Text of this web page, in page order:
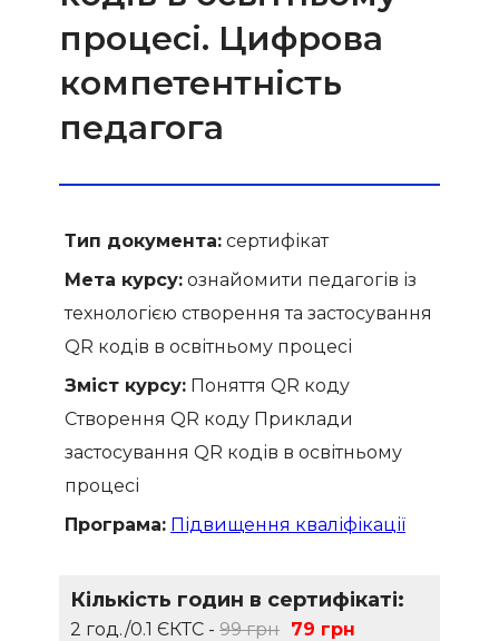
процесі. Цифрова
компетентність
педагога
Тип документа: сертифікат
Мета курсу: ознайомити педагогів із
технологією створення та застосування
QR кодів в освітньому процесі
Зміст курсу: Поняття QR коду
Створення QR коду Приклади
застосування QR кодів в освітньому
процесі
Програма: Підвищення кваліфікації
Кількість годин в сертифікаті:
2 год./0.1 ЄКТС - 99 грн 79 грн